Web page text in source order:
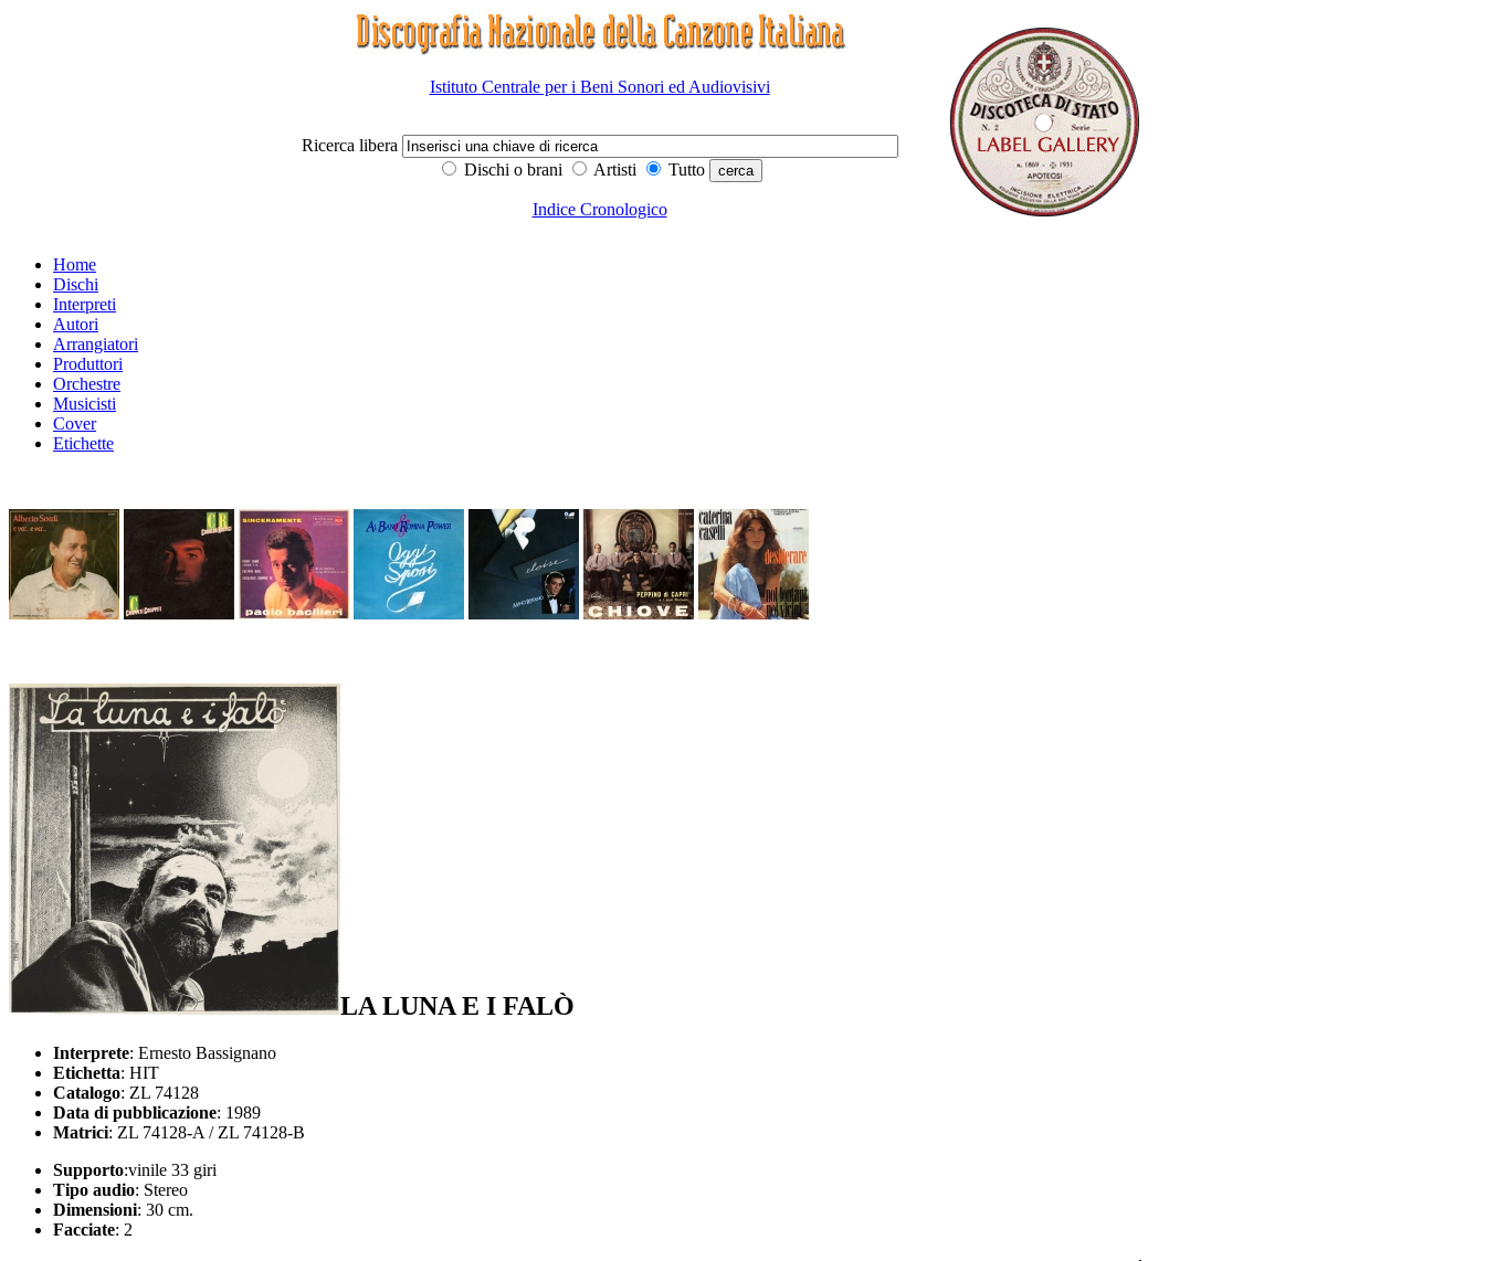
Istituto Centrale per i Beni Sonori ed Audiovisivi
Ricerca libera
Dischi o brani
Artisti Tutto
Indice Cronologico
Home
Dischi
Interpreti
Autori
Arrangiatori
Produttori
Orchestre
Musicisti
Cover
Etichette
LA LUNA E I FALÒ
Interprete: Ernesto Bassignano
Etichetta: HIT
Catalogo: ZL 74128
Data di pubblicazione: 1989
Matrici: ZL 74128-A / ZL 74128-B
Supporto:vinile 33 giri
Tipo audio: Stereo
Dimensioni: 30 cm.
Facciate: 2